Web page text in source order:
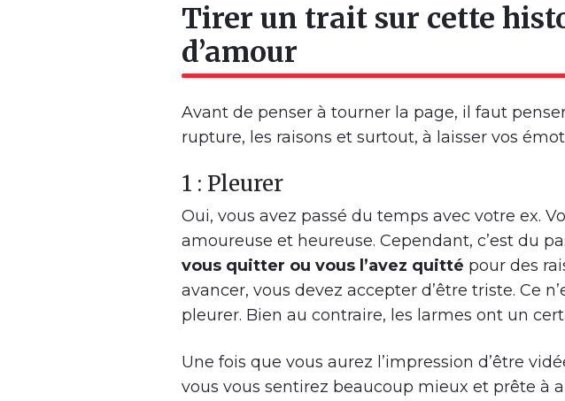
Tirer un trait sur cette
d’amour
Avant de penser à tourner la page, il faut
rupture, les raisons et surtout, à laisser vos
1 : Pleurer
Oui, vous avez passé du temps avec votre ex.
amoureuse et heureuse. Cependant, c’est du
vous quitter ou vous l’avez quitté pour des
avancer, vous devez accepter d’être triste. Ce
pleurer. Bien au contraire, les larmes ont un
Une fois que vous aurez l’impression d’être
vous vous sentirez beaucoup mieux et prête à